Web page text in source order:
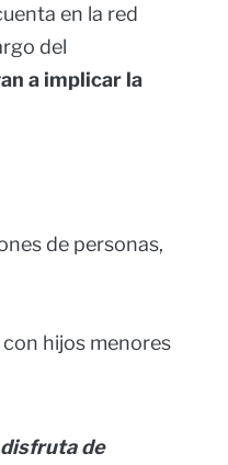
en la red
del
a implicar la
de personas,
hijos menores
de